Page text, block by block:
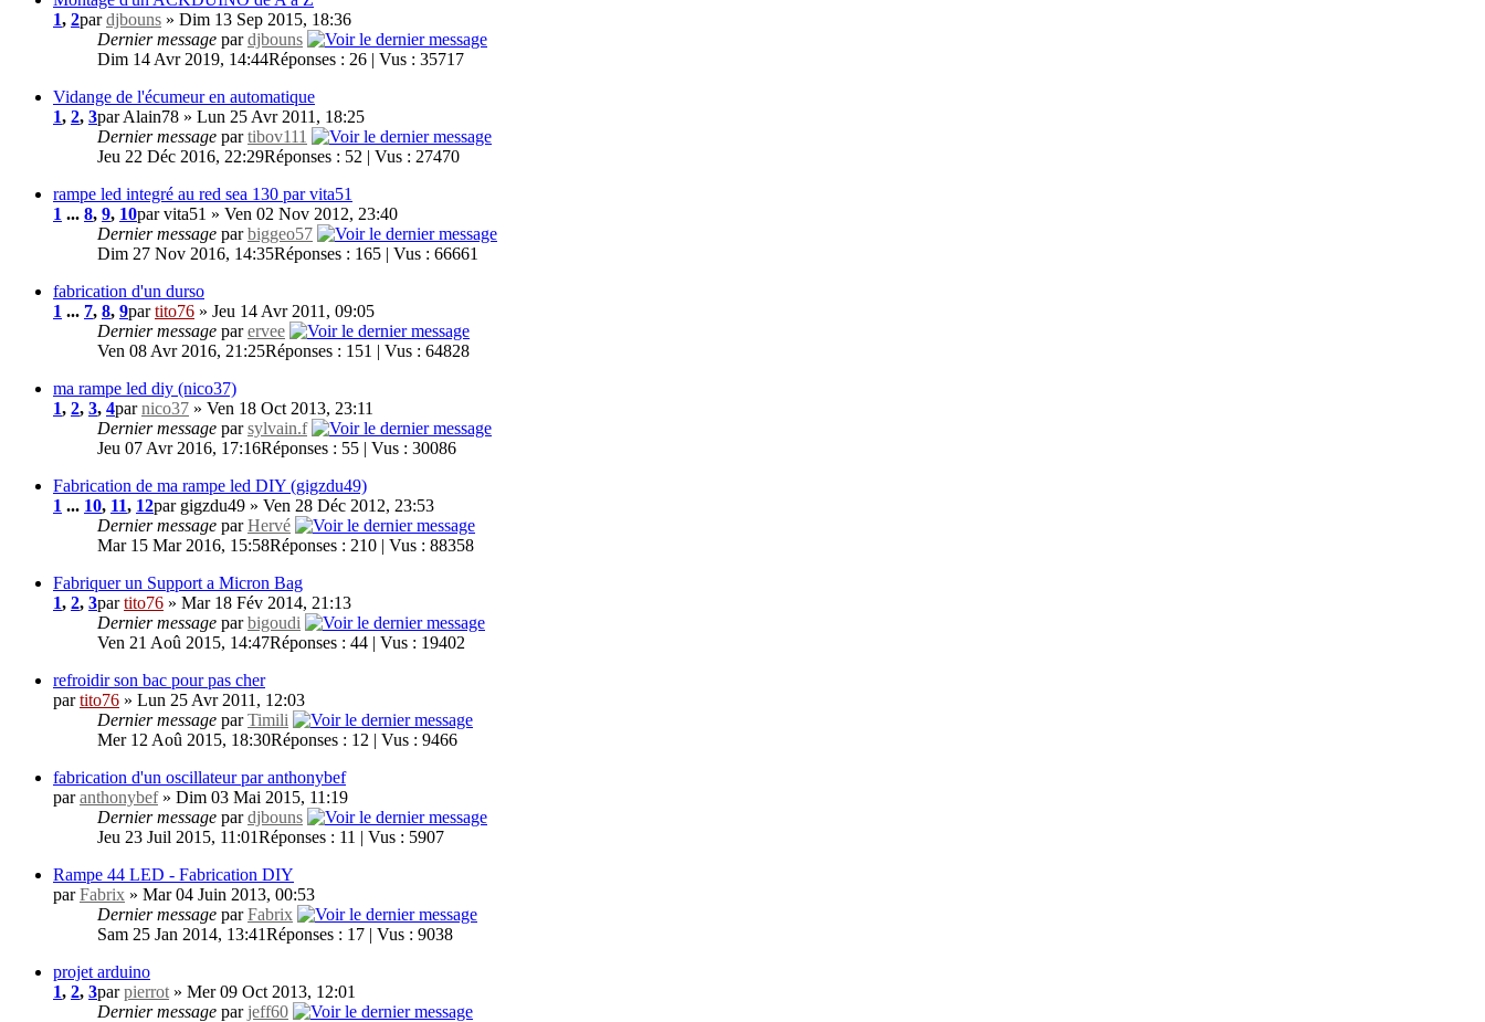
1, 2pardjbouns » Dim 13 Sep 2015, 18:36
Dernier message pardjbouns
Dim 14 Avr 2019, 14:44Réponses : 26 | Vus : 35717
Vidange de l'écumeur en automatique
1, 2, 3par Alain78 » Lun 25 Avr 2011, 18:25
Dernier message partibov111
Jeu 22 Déc 2016, 22:29Réponses : 52 | Vus : 27470
rampe led integré au red sea 130 par vita51
1 ... 8, 9, 10par vita51 » Ven 02 Nov 2012, 23:40
Dernier message parbiggeo57
Dim 27 Nov 2016, 14:35Réponses : 165 | Vus : 66661
fabrication d'un durso
1 ... 7, 8, 9partito76 » Jeu 14 Avr 2011, 09:05
Dernier message parervee
Ven 08 Avr 2016, 21:25Réponses : 151 | Vus : 64828
ma rampe led diy (nico37)
1, 2, 3, 4parnico37 » Ven 18 Oct 2013, 23:11
Dernier message parsylvain.f
Jeu 07 Avr 2016, 17:16Réponses : 55 | Vus : 30086
Fabrication de ma rampe led DIY (gigzdu49)
1 ... 10, 11, 12par gigzdu49 » Ven 28 Déc 2012, 23:53
Dernier message parHervé
Mar 15 Mar 2016, 15:58Réponses : 210 | Vus : 88358
Fabriquer un Support a Micron Bag
1, 2, 3partito76 » Mar 18 Fév 2014, 21:13
Dernier message parbigoudi
Ven 21 Aoû 2015, 14:47Réponses : 44 | Vus : 19402
refroidir son bac pour pas cher
partito76 » Lun 25 Avr 2011, 12:03
Dernier message parTimili
Mer 12 Aoû 2015, 18:30Réponses : 12 | Vus : 9466
fabrication d'un oscillateur par anthonybef
paranthonybef» Dim 03 Mai 2015, 11:19
Dernier message pardjbouns
Jeu 23 Juil 2015, 11:01Réponses : 11 | Vus : 5907
Rampe 44 LED - Fabrication DIY
parFabrix » Mar 04 Juin 2013, 00:53
Dernier message parFabrix
Sam 25 Jan 2014, 13:41Réponses : 17 | Vus : 9038
projet arduino
1, 2, 3parpierrot » Mer 09 Oct 2013, 12:01
Dernier message parjeff60